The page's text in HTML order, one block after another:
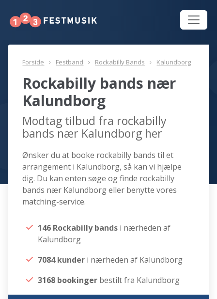
Forside Festband Rockabilly Bands Kalundborg
Rockabilly bands nær
Kalundborg
Modtag tilbud fra rockabilly
bands nær Kalundborg her
Ønsker du at booke rockabilly bands til et
arrangement i Kalundborg, så kan vi hjælpe
dig. Du kan enten søge og finde rockabilly
bands nær Kalundborg eller benytte vores
matching-service.
146 Rockabilly bands i nærheden af
Kalundborg
7084 kunder i nærheden af Kalundborg
3168 bookinger bestilt fra Kalundborg